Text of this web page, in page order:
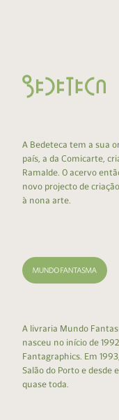
A Bedeteca tem a sua
país, a da Comicarte,
Ramalde. O acervo
novo projecto de
à nona arte.
A livraria Mundo
nasceu no início de
Fantagraphics. Em
Salão do Porto e desde
quase toda.